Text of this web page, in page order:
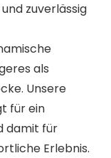
zuverlässig
als
Unsere
für ein
damit für
Erlebnis.